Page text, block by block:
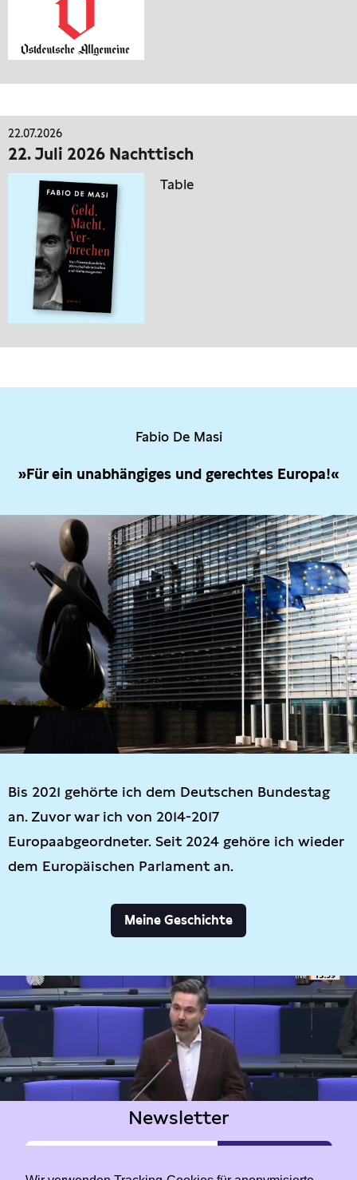
22.07.2026
22. Juli 2026 Nachttisch
Table
Fabio De Masi
»Für ein unabhängiges und gerechtes Europa!«
Bis 2021 gehörte ich dem Deutschen Bundestag
an. Zuvor war ich von 2014-2017
Europaabgeordneter. Seit 2024 gehöre ich wieder
dem Europäischen Parlament an.
Meine Geschichte
Newsletter